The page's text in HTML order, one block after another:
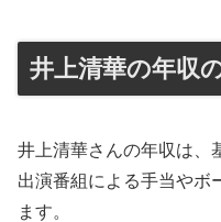
井上清華の年収
井上清華さんの年収は、
出演番組による手当やボ
ます。